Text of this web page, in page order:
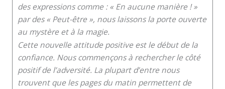
des expressions comme : « En aucune manière ! »
par des « Peut-être », nous laissons la porte ouverte
au mystère et à la magie.
Cette nouvelle attitude positive est le début de la
confiance. Nous commençons à rechercher le côté
positif de l’adversité. La plupart d’entre nous
trouvent que les pages du matin permettent de